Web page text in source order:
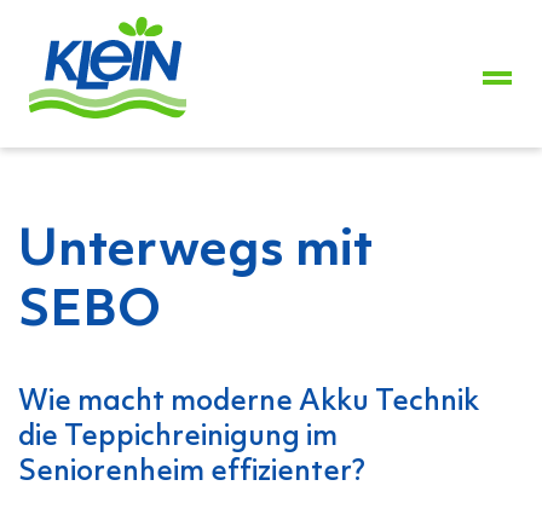
2739
Unterwegs mit
SEBO
Wie macht moderne Akku Technik
die Teppichreinigung im
Seniorenheim effizienter?